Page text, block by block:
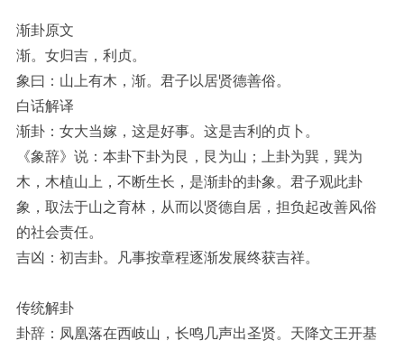
渐卦原文
渐。女归吉，利贞。
象曰：山上有木，渐。君子以居贤德善俗。
白话解译
渐卦：女大当嫁，这是好事。这是吉利的贞卜。
《象辞》说：本卦下卦为艮，艮为山；上卦为巽，巽为
木，木植山上，不断生长，是渐卦的卦象。君子观此卦
象，取法于山之育林，从而以贤德自居，担负起改善风俗
的社会责任。
吉凶：初吉卦。凡事按章程逐渐发展终获吉祥。
传统解卦
卦辞：凤凰落在西岐山，长鸣几声出圣贤。天降文王开基